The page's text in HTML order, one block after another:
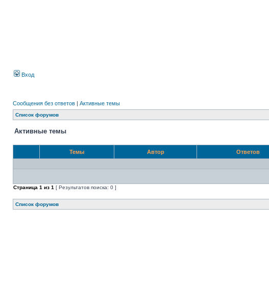
Вход
Сообщения без ответов | Активные темы
Список форумов
Активные темы
Темы Автор Ответов
Страница 1 из 1 [ Результатов поиска: 0 ]
Список форумов